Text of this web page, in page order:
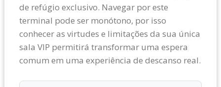
de refúgio exclusivo. Navegar por este
terminal pode ser monótono, por isso
conhecer as virtudes e limitações da sua única
sala VIP permitirá transformar uma espera
comum em uma experiência de descanso real.